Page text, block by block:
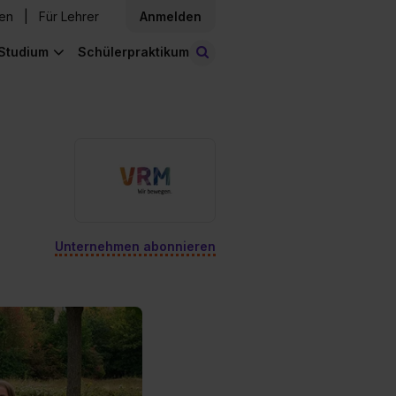
Für Lehrer Anmelden
Schülerpraktikum
Unternehmen abonnieren